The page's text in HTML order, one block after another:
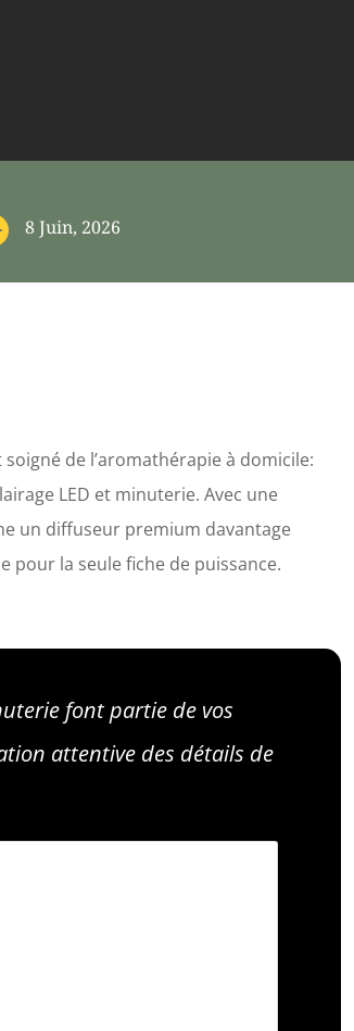
8 Juin, 2026
de l’aromathérapie à domicile:
LED et minuterie. Avec une
un diffuseur premium davantage
pour la seule fiche de puissance.
font partie de vos
attentive des détails de